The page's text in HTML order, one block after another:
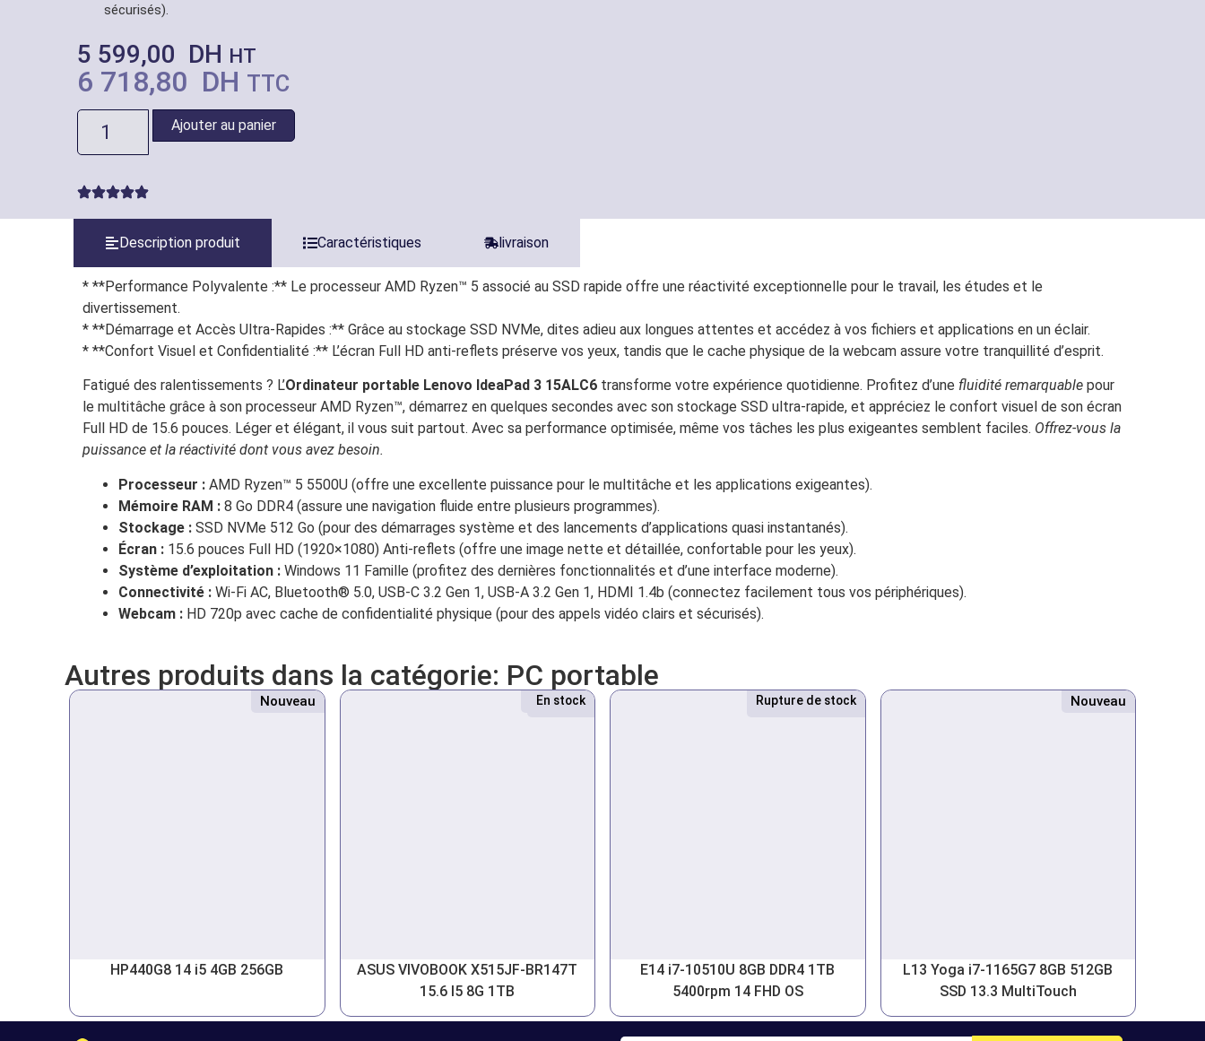
sécurisés).
5 599,00 DH HT
6 718,80 DH TTC
Ajouter au panier
Description produit Caractéristiques livraison
* **Performance Polyvalente :** Le processeur AMD Ryzen™ 5 associé au SSD rapide offre une réactivité exceptionnelle pour le travail, les études et le
divertissement.
* **Démarrage et Accès Ultra-Rapides :** Grâce au stockage SSD NVMe, dites adieu aux longues attentes et accédez à vos fichiers et applications en un éclair.
* **Confort Visuel et Confidentialité :** L’écran Full HD anti-reflets préserve vos yeux, tandis que le cache physique de la webcam assure votre tranquillité d’esprit.
Fatigué des ralentissements ? L’Ordinateur portable Lenovo IdeaPad 3 15ALC6 transforme votre expérience quotidienne. Profitez d’une fluidité remarquable pour
le multitâche grâce à son processeur AMD Ryzen™, démarrez en quelques secondes avec son stockage SSD ultra-rapide, et appréciez le confort visuel de son écran
Full HD de 15.6 pouces. Léger et élégant, il vous suit partout. Avec sa performance optimisée, même vos tâches les plus exigeantes semblent faciles. Offrez-vous la
puissance et la réactivité dont vous avez besoin.
Processeur : AMD Ryzen™ 5 5500U (offre une excellente puissance pour le multitâche et les applications exigeantes).
Mémoire RAM : 8 Go DDR4 (assure une navigation fluide entre plusieurs programmes).
Stockage : SSD NVMe 512 Go (pour des démarrages système et des lancements d’applications quasi instantanés).
Écran : 15.6 pouces Full HD (1920×1080) Anti-reflets (offre une image nette et détaillée, confortable pour les yeux).
Système d’exploitation : Windows 11 Famille (profitez des dernières fonctionnalités et d’une interface moderne).
Connectivité : Wi-Fi AC, Bluetooth® 5.0, USB-C 3.2 Gen 1, USB-A 3.2 Gen 1, HDMI 1.4b (connectez facilement tous vos périphériques).
Webcam : HD 720p avec cache de confidentialité physique (pour des appels vidéo clairs et sécurisés).
Autres produits dans la catégorie: PC portable
Nouveau
HP440G8 14 i5 4GB 256GB
Nouveau
En stock
ASUS VIVOBOOK X515JF-BR147T
15.6 I5 8G 1TB
Nouveau
Rupture de stock
E14 i7-10510U 8GB DDR4 1TB
5400rpm 14 FHD OS
Nouveau
L13 Yoga i7-1165G7 8GB 512GB
SSD 13.3 MultiTouch